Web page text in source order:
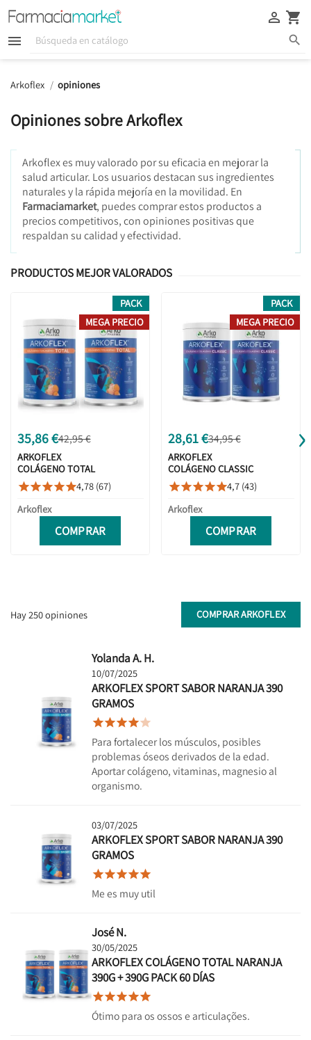
  
 
Arkoflex opiniones
Opiniones sobre Arkoflex
Arkoflex es muy valorado por su eficacia en mejorar la
salud articular. Los usuarios destacan sus ingredientes
naturales y la rápida mejoría en la movilidad. En
Farmaciamarket, puedes comprar estos productos a
precios competitivos, con opiniones positivas que
respaldan su calidad y efectividad.
PRODUCTOS MEJOR VALORADOS
35,86 €42,95 €
ARKOFLEX
COLÁGENO TOTAL
NARANJA 390G +
390G PACK 60 DÍAS
4,78 (67)
Arkoflex
COMPRAR
PACK
MEGA PRECIO
28,61 €34,95 €
ARKOFLEX
COLÁGENO CLASSIC
LIMÓN 360GR + 360G
DUPLO PROMOCIÓN
4,7 (43)
Arkoflex
COMPRAR
PACK
MEGA PRECIO
›
Hay 250 opiniones COMPRAR ARKOFLEX
Yolanda A. H.
10/07/2025
ARKOFLEX SPORT SABOR NARANJA 390
GRAMOS

Para fortalecer los músculos, posibles
problemas óseos derivados de la edad.
Aportar colágeno, vitaminas, magnesio al
organismo.
03/07/2025
ARKOFLEX SPORT SABOR NARANJA 390
GRAMOS

Me es muy util
José N.
30/05/2025
ARKOFLEX COLÁGENO TOTAL NARANJA
390G + 390G PACK 60 DÍAS

Ótimo para os ossos e articulações.